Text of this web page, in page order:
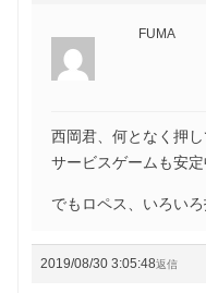
FUMA
西岡君、何となく押
サービスゲームも安定
でもロペス、いろい
2019/08/30 3:05:48返信